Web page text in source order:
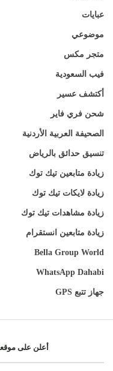
عبايات
موضوعي
متجر مكس
فيب السعودية
أكتشف عسير
شحن فري فاير
الصحيفة العربية الأردنية
تنسيق حدائق بالرياض
زيادة متابعين تيك توك
زيادة لايكات تيك توك
زيادة مشاهدات تيك توك
زيادة متابعين انستقرام
Bella Group World
WhatsApp Dahabi
جهاز تتبع GPS
أعلن على